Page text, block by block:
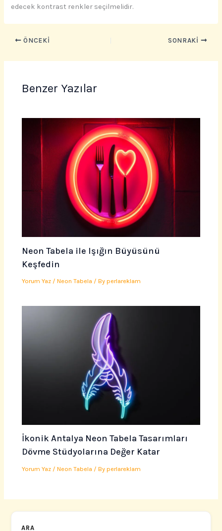
edecek kontrast renkler seçilmelidir.
ÖNCEKI SONRAKI
Benzer Yazılar
Neon Tabela ile Işığın Büyüsünü
Keşfedin
Yorum Yaz /Neon Tabela / Byperlareklam
İkonik Antalya Neon Tabela Tasarımları
Dövme Stüdyolarına Değer Katar
Yorum Yaz /Neon Tabela / Byperlareklam
ARA